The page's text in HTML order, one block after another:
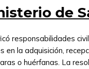
de
responsabilidades
en la adquisición,
o huérfanas. La